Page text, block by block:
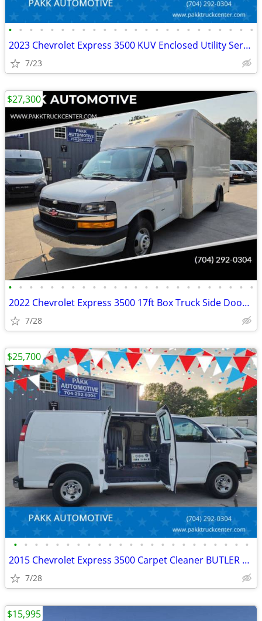
• • • • • • • • • • • • • • • • • • • • • • • •
2023 Chevrolet Express 3500 KUV Enclosed Utility Service Plumber Truck
7/23
• • • • • • • • • • • • • • • • • • • • • • • •
2022 Chevrolet Express 3500 17ft Box Truck Side Door Delivery Van
7/28
$27,300
• • • • • • • • • • • • • • • • • • • • • • •
2015 Chevrolet Express 3500 Carpet Cleaner BUTLER CLEANING SYSTEM
7/28
$25,700
$15,995